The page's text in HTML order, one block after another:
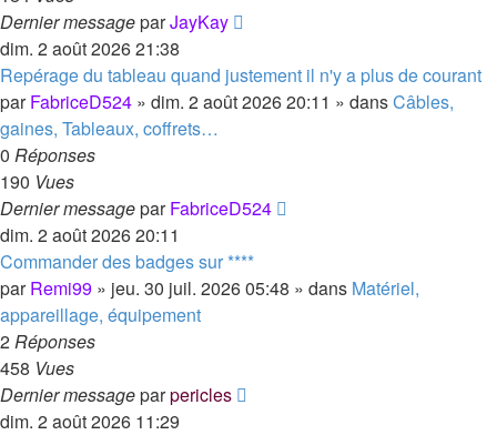
Dernier messageparJayKay
dim. 2 août 2026 21:38
Repérage du tableau quand justement il n'y a plus de courant
parFabriceD524 » dim. 2 août 2026 20:11 » dansCâbles,
gaines, Tableaux, coffrets…
0 Réponses
190 Vues
Dernier messageparFabriceD524
dim. 2 août 2026 20:11
Commander des badges sur ****
parRemi99 » jeu. 30 juil. 2026 05:48 » dans Matériel,
appareillage, équipement
2Réponses
458 Vues
Dernier messageparpericles
dim. 2 août 2026 11:29